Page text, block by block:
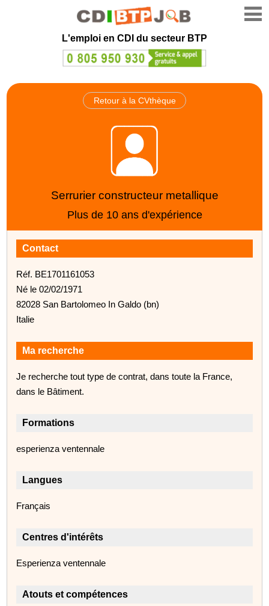
L'emploi en CDI du secteur BTP
Retour à la CVthèque
Serrurier constructeur metallique
Plus de 10 ans d'expérience
Contact
Réf. BE1701161053
Né le 02/02/1971
82028 San Bartolomeo In Galdo (bn)
Italie
Ma recherche
Je recherche tout type de contrat, dans toute la France,
dans le Bâtiment.
Formations
esperienza ventennale
Langues
Français
Centres d'intérêts
Esperienza ventennale
Atouts et compétences